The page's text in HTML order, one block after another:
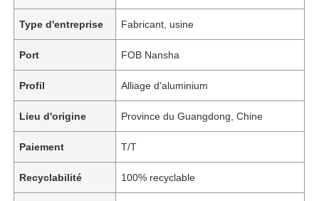
Type d'entreprise Fabricant, usine
Port FOB Nansha
Profil Alliage d'aluminium
Lieu d'origine Province du Guangdong, Chine
Paiement T/T
Recyclabilité 100% recyclable